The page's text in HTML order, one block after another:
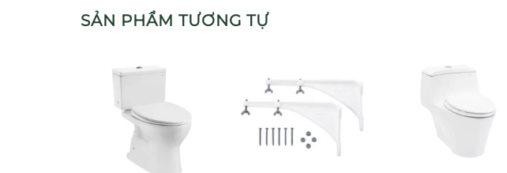
3. Vận hành ấn tượng – Phù hợp đa hệ thống nước
Tiết kiệm nước và dễ sử dụng nhờ cơ chế nhấn tự ngắt.
Chất liệu đồng thau mạ bền bỉ , giữ sáng bóng lâu dài.
SẢN PHẨM TƯƠNG TỰ